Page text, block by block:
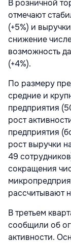
В розничной
отмечают
(+5%) и
снижение
возможность
(+4%).
По размеру
средние и
предприятия
рост
предприятия
рост выручки
49
сокращения
рассчитывают
В третьем
сообщили об
активности.